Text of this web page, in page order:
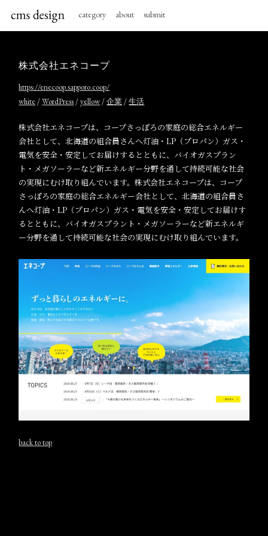
category about submit
株式会社エネコープ
https://enecoop.sapporo.coop/
white /WordPress /yellow /企業 /生活
株式会社エネコープは、コープさっぽろの家庭の総合エネルギー
会社として、北海道の組合員さんへ灯油・LP（プロパン）ガス・
電気を安全・安定してお届けするとともに、バイオガスプラン
ト・メガソーラーなど新エネルギー分野を通して持続可能な社会
の実現にむけ取り組んでいます。株式会社エネコープは、コープ
さっぽろの家庭の総合エネルギー会社として、北海道の組合員さ
んへ灯油・LP（プロパン）ガス・電気を安全・安定してお届けす
るとともに、バイオガスプラント・メガソーラーなど新エネルギ
ー分野を通して持続可能な社会の実現にむけ取り組んでいます。
back to top